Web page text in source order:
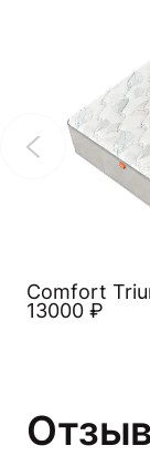
Comfort
13000 ₽